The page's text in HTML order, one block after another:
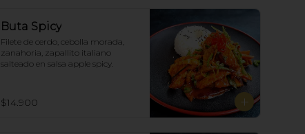
Buta Spicy
Filete de cerdo, cebolla morada,
zanahoria, zapallito italiano
salteado en salsa apple spicy.
$14.900